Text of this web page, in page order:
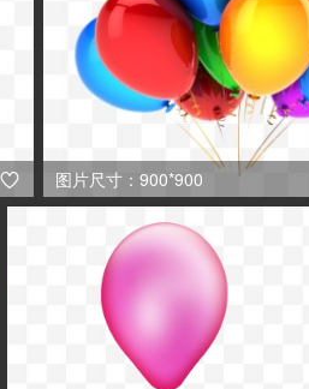
 图片尺寸：900*900